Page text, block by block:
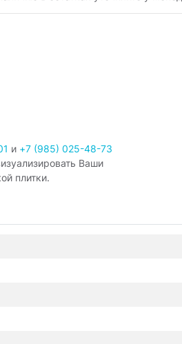
и +7 (985) 025-48-73
Ваши
плитки.